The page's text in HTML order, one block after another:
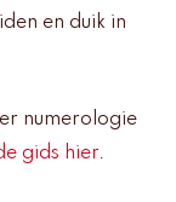
en duik in
numerologie
gids hier.